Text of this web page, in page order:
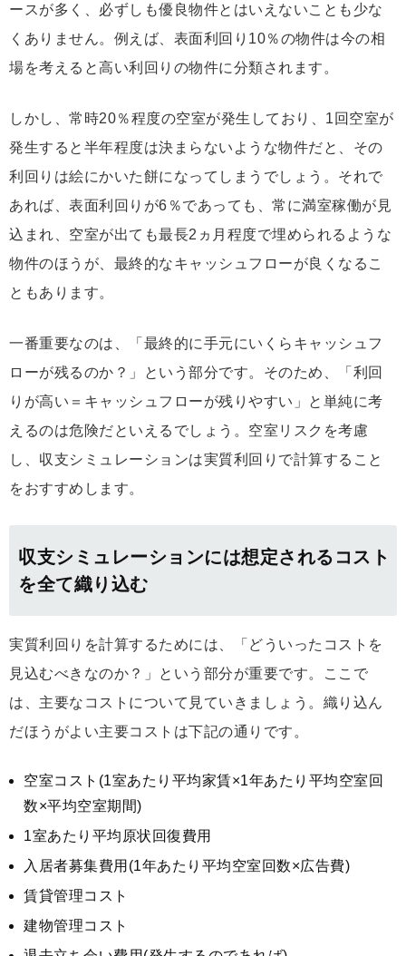
ースが多く、必ずしも優良物件とはいえないことも少な
くありません。例えば、表面利回り10％の物件は今の相
場を考えると高い利回りの物件に分類されます。
しかし、常時20％程度の空室が発生しており、1回空室が
発生すると半年程度は決まらないような物件だと、その
利回りは絵にかいた餅になってしまうでしょう。それで
あれば、表面利回りが6％であっても、常に満室稼働が見
込まれ、空室が出ても最長2ヵ月程度で埋められるような
物件のほうが、最終的なキャッシュフローが良くなるこ
ともあります。
一番重要なのは、「最終的に手元にいくらキャッシュフ
ローが残るのか？」という部分です。そのため、「利回
りが高い＝キャッシュフローが残りやすい」と単純に考
えるのは危険だといえるでしょう。空室リスクを考慮
し、収支シミュレーションは実質利回りで計算すること
をおすすめします。
収支シミュレーションには想定されるコスト
を全て織り込む
実質利回りを計算するためには、「どういったコストを
見込むべきなのか？」という部分が重要です。ここで
は、主要なコストについて見ていきましょう。織り込ん
だほうがよい主要コストは下記の通りです。
空室コスト(1室あたり平均家賃×1年あたり平均空室回
数×平均空室期間)
1室あたり平均原状回復費用
入居者募集費用(1年あたり平均空室回数×広告費)
賃貸管理コスト
建物管理コスト